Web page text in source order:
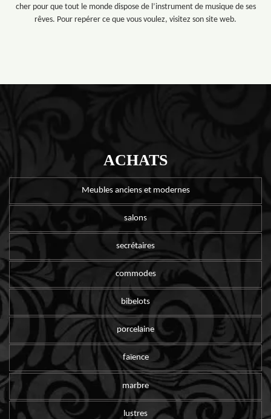
cher pour que tout le monde dispose de l’instrument de musique de ses
rêves. Pour repérer ce que vous voulez, visitez son site web.
ACHATS
Meubles anciens et modernes
salons
secrétaires
commodes
bibelots
porcelaine
faïence
marbre
lustres